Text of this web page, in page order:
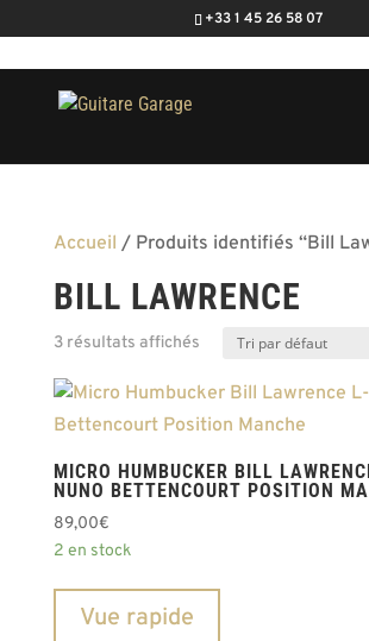
+33 1 45 26 58 07
Accueil / Produits identifiés “Bill
BILL LAWRENCE
3 résultats affichés
MICRO HUMBUCKER BILL
NUNO BETTENCOURT POSITION
89,00€
2 en stock
Vue rapide